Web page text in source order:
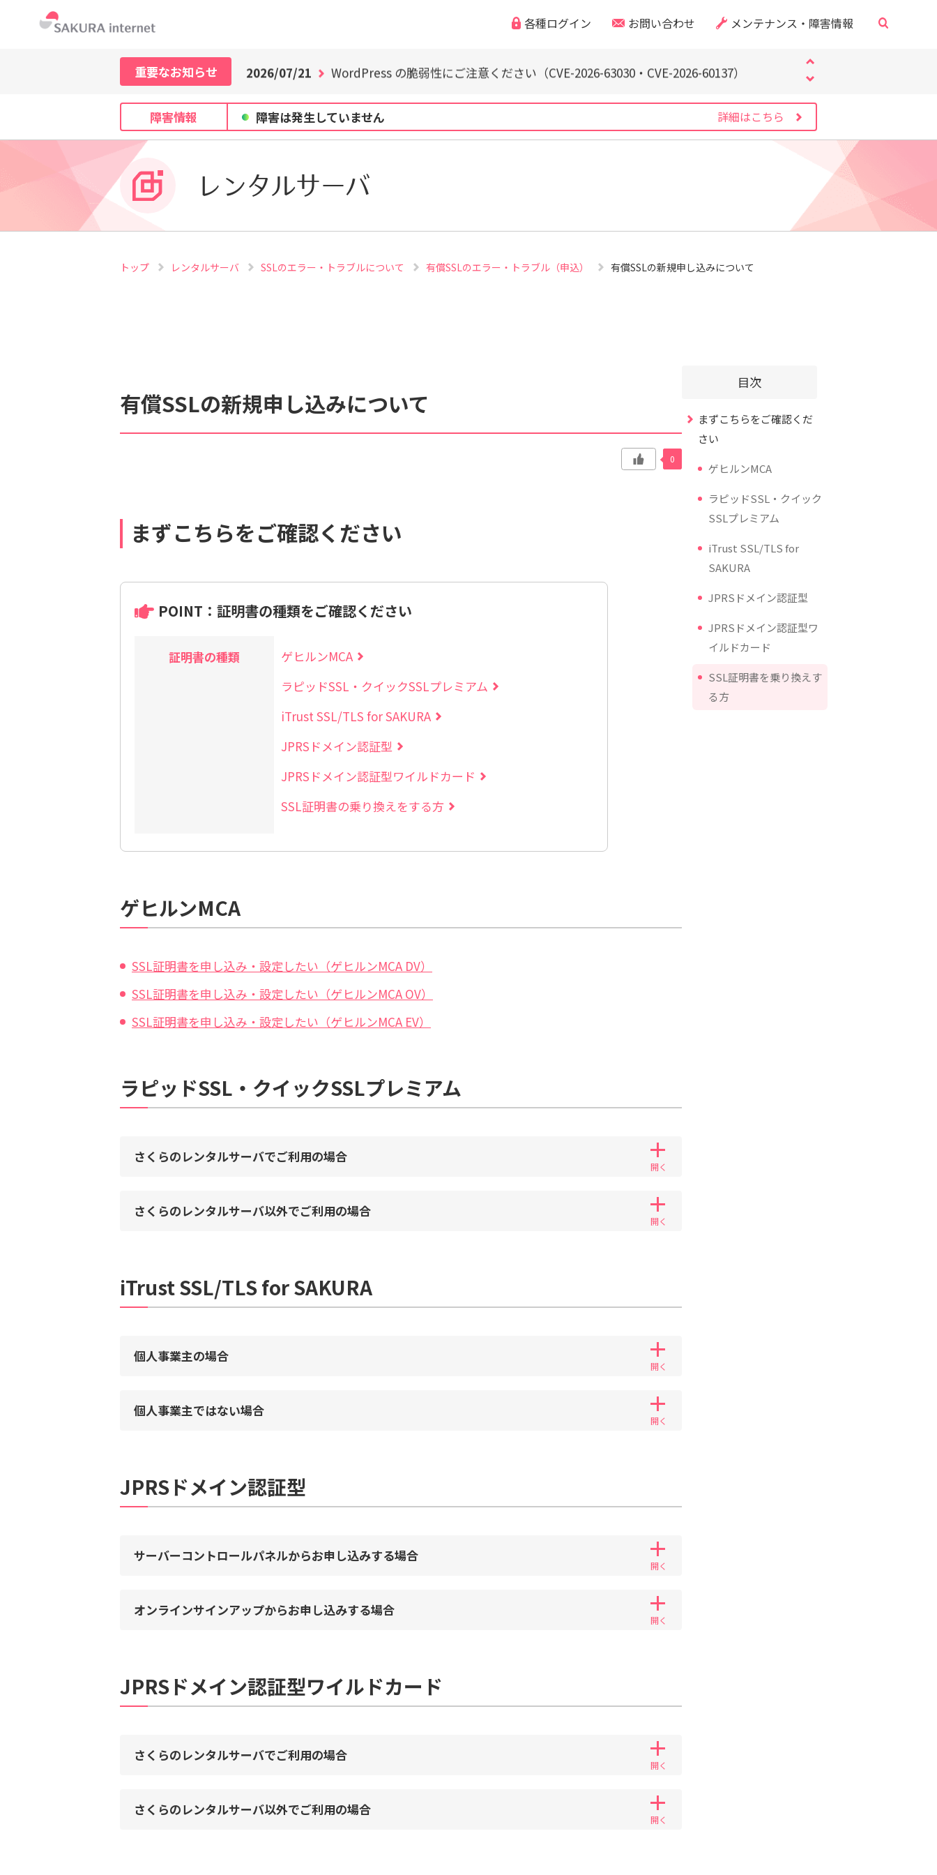
個人情報保護のため、お名前や連絡先、会員IDを入力しないでください。 サイト内検索について
各種ログイン お問い合わせ メンテナンス・障害情報
重要なお知らせ
「なりすまし・フィッシング詐欺などの迷惑メール」「偽サイト」にご注意ください
2026/07/21
WordPress の脆弱性にご注意ください（CVE-2026-63030・CVE-2026-60137）
2026/07/27
独自ドメイン、SSL証明書の有効期限と更新方法に関するお知らせ
2026/07/21
WordPress の脆弱性にご注意ください（CVE-2026-63030・CVE-2026-60137）
障害情報 障害は発生していません 詳細はこちら
レンタルサーバ
トップ レンタルサーバ SSLのエラー・トラブルについて 有償SSLのエラー・トラブル（申込） 有償SSLの新規申し込みについて
有償SSLの新規申し込みについて
0
まずこちらをご確認ください
POINT：証明書の種類をご確認ください
証明書の種類
ゲヒルンMCA
ラピッドSSL・クイックSSLプレミアム
iTrust SSL/TLS for SAKURA
JPRSドメイン認証型
JPRSドメイン認証型ワイルドカード
SSL証明書の乗り換えをする方
ゲヒルンMCA
SSL証明書を申し込み・設定したい（ゲヒルンMCA DV）
SSL証明書を申し込み・設定したい（ゲヒルンMCA OV）
SSL証明書を申し込み・設定したい（ゲヒルンMCA EV）
ラピッドSSL・クイックSSLプレミアム
さくらのレンタルサーバでご利用の場合
さくらのレンタルサーバ以外でご利用の場合
iTrust SSL/TLS for SAKURA
個人事業主の場合
個人事業主ではない場合
JPRSドメイン認証型
サーバーコントロールパネルからお申し込みする場合
オンラインサインアップからお申し込みする場合
JPRSドメイン認証型ワイルドカード
さくらのレンタルサーバでご利用の場合
さくらのレンタルサーバ以外でご利用の場合
目次
まずこちらをご確認くだ
さい
ゲヒルンMCA
ラピッドSSL・クイック
SSLプレミアム
iTrust SSL/TLS for
SAKURA
JPRSドメイン認証型
JPRSドメイン認証型ワ
イルドカード
SSL証明書を乗り換えす
る方